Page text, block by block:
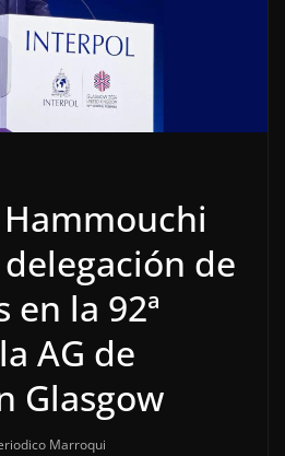
de
en la 92ª
AG de
Glasgow
Marroqui